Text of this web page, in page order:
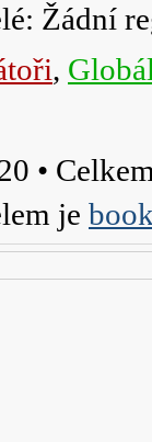
Žádní
,
•
je